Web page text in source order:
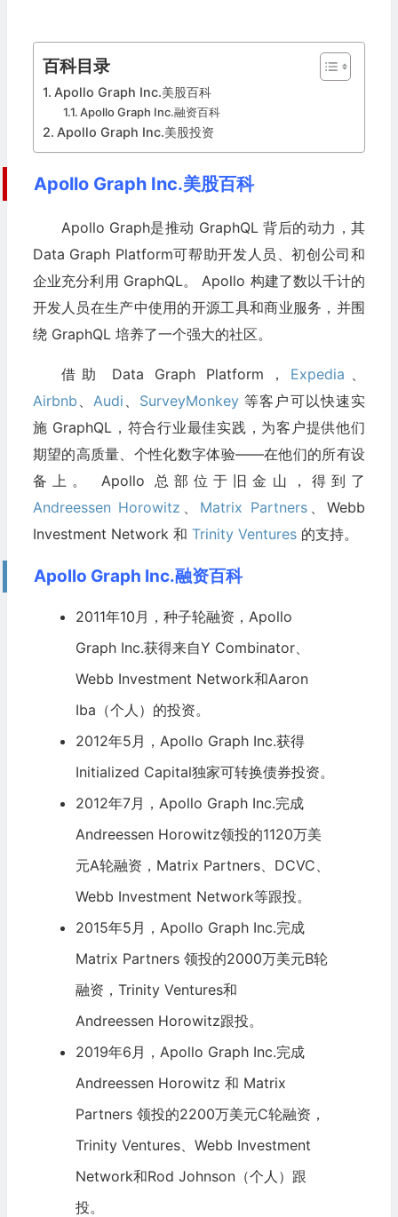
百科目录
Apollo Graph Inc.美股百科
Apollo Graph Inc.融资百科
Apollo Graph Inc.美股投资
Apollo Graph Inc.美股百科
Apollo Graph是推动 GraphQL 背后的动力，其
Data Graph Platform可帮助开发人员、初创公司和
企业充分利用 GraphQL。 Apollo 构建了数以千计的
开发人员在生产中使用的开源工具和商业服务，并围
绕 GraphQL 培养了一个强大的社区。
借助 Data Graph Platform， Expedia
Airbnb
Audi SurveyMonkey 等客户可以快速实
施 GraphQL，符合行业最佳实践，为客户提供他们
期望的高质量、个性化数字体验——在他们的所有设
备上。 Apollo 总部位于旧金山，得到了
Andreessen Horowitz
Matrix Partners、Webb
Investment Network 和 Trinity Ventures的支持。
Apollo Graph Inc.融资百科
2011年10月，种子轮融资，Apollo
Graph Inc.获得来自Y Combinator、
Webb Investment Network和Aaron
Iba（个人）的投资。
2012年5月，Apollo Graph Inc.获得
Initialized Capital独家可转换债券投资。
2012年7月，Apollo Graph Inc.完成
Andreessen Horowitz领投的1120万美
元A轮融资， Matrix Partners、 DCVC
Webb Investment Network等跟投。
2015年5月，Apollo Graph Inc.完成
Matrix Partners领投的2000万美元B轮
融资， Trinity Ventures和
Andreessen Horowitz跟投。
2019年6月，Apollo Graph Inc.完成
Andreessen Horowitz 和 Matrix
Partners 领投的2200万美元C轮融资，
Trinity Ventures、Webb Investment
Network和Rod Johnson（个人）跟
投。